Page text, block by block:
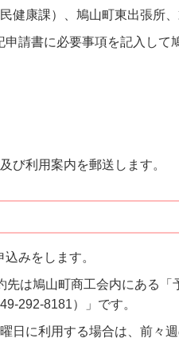
健康課）、鳩山町東出張所
請書に必要事項を記入し
び利用案内を郵送します。
みをします。
先は鳩山町商工会内にある
292-8181）」です。
日に利用する場合は、前々